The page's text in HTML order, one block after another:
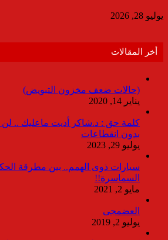
يوليو 28, 2026
أخر المقالات
(حالات ضعف مخزون التبويض)
يناير 14, 2020
بدون انقطاعات
يوليو 29, 2023
سيارات ذوى الهمم.. بين مطرقة
السماسرة!!
مايو 2, 2021
العضمجى
يوليو 2, 2019